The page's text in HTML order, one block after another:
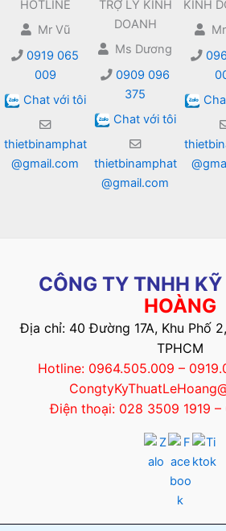
HOTLINE
Mr Vũ
0919 065
009
Chat với tôi
thietbinamphat
@gmail.com
TRỢ LÝ KINH
DOANH
Ms Dương
0909 096
375
Chat với tôi
thietbinamphat
@gmail.com
KINH
Mr
CÔNG TY TNHH
HOÀNG
Địa chỉ: 40 Đường 17A, Khu Phố
TPHCM
Hotline: 0964.505.009 –
Điện thoại: 028 3509 1919